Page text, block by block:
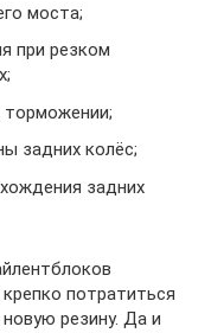
моста;
при резком
задних колёс;
задних
потратиться
резину. Да и